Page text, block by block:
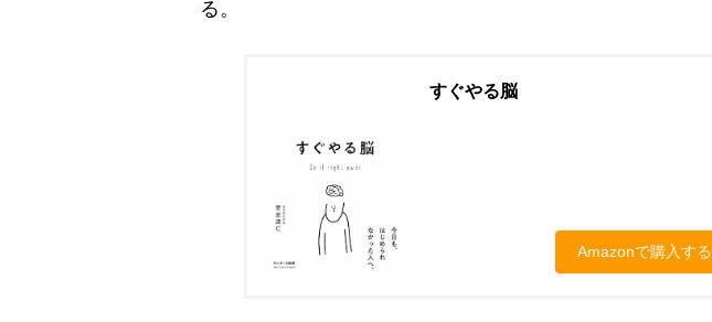
る。
すぐやる脳
Amazonで購入する